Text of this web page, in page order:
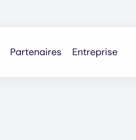
Partenaires Entreprise